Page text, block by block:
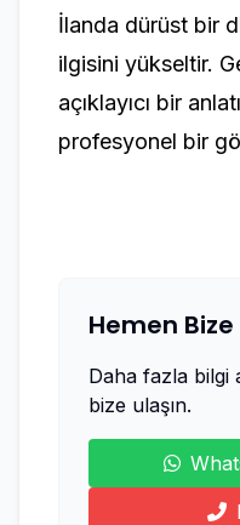
İlanda dürüst bir dil
ilgisini yükseltir.
açıklayıcı bir
profesyonel bir
Hemen Bize
Daha fazla bilgi
bize ulaşın.